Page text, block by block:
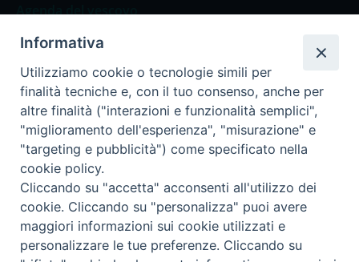
Agenda del vescovo
Agenda del vescovo
Privacy Policy Trasparenza
Termini e Condizioni
Informativa per il trattamento dei dati personali
Informativa
Utilizziamo cookie o tecnologie simili per
finalità tecniche e, con il tuo consenso, anche per
altre finalità ("interazioni e funzionalità semplici",
"miglioramento dell'esperienza", "misurazione" e
"targeting e pubblicità") come specificato nella
cookie policy.
Cliccando su "accetta" acconsenti all'utilizzo dei
cookie. Cliccando su "personalizza" puoi avere
maggiori informazioni sui cookie utilizzati e
personalizzare le tue preferenze. Cliccando su